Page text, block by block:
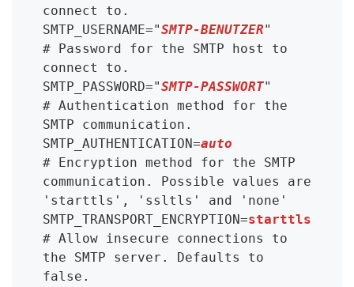
connect to.
SMTP_USERNAME="SMTP-BENUTZER"
# Password for the SMTP host to
connect to.
SMTP_PASSWORD="SMTP-PASSWORT"
# Authentication method for the
SMTP communication.
SMTP_AUTHENTICATION=auto
# Encryption method for the SMTP
communication. Possible values are
'starttls', 'ssltls' and 'none'
SMTP_TRANSPORT_ENCRYPTION=starttls
# Allow insecure connections to
the SMTP server. Defaults to
false.